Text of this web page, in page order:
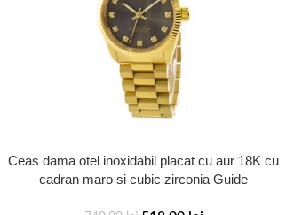
Ceas dama otel inoxidabil placat cu aur 18K cu
cadran maro si cubic zirconia Guide